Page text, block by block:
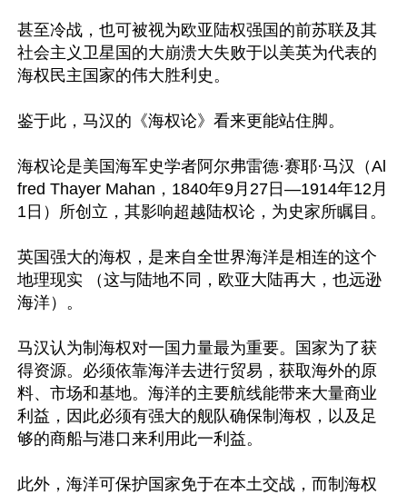
甚至冷战，也可被视为欧亚陆权强国的前苏联及其
社会主义卫星国的大崩溃大失败于以美英为代表的
海权民主国家的伟大胜利史。
鉴于此，马汉的《海权论》看来更能站住脚。
海权论是美国海军史学者阿尔弗雷德·赛耶·马汉（Al
fred Thayer Mahan，1840年9月27日—1914年12月
1日）所创立，其影响超越陆权论，为史家所瞩目。
英国强大的海权，是来自全世界海洋是相连的这个
地理现实 （这与陆地不同，欧亚大陆再大，也远逊
海洋）。
马汉认为制海权对一国力量最为重要。国家为了获
得资源。必须依靠海洋去进行贸易，获取海外的原
料、市场和基地。海洋的主要航线能带来大量商业
利益，因此必须有强大的舰队确保制海权，以及足
够的商船与港口来利用此一利益。
此外，海洋可保护国家免于在本土交战，而制海权